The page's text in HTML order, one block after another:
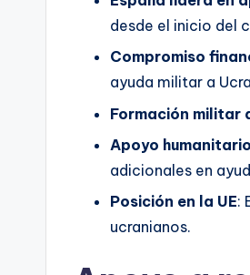
desde el inicio del
Compromiso
ayuda militar a
Formación militar
Apoyo
adicionales en
Posición en la UE:
ucranianos.